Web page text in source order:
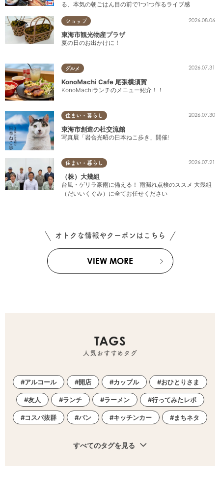
る、本気の朝ごはん目の前で1つ1つ作るライブ感
ショップ 2026.08.06
東海市観光物産プラザ
夏の日のお出かけに！
グルメ 2026.07.31
KonoMachi Cafe 尾張横須賀
KonoMachiランチのメニュー紹介！！
住まい・暮らし 2026.07.30
東海市創造の杜交流館
写真展「岩合光昭の日本ねこ歩き」開催!
住まい・暮らし 2026.07.21
（株）大幾組
台風・ゲリラ豪雨に備える！ 雨漏れ点検のススメ 大幾組
（だいいくぐみ）に全てお任せください
オトクな情報やクーポンはこちら
VIEW MORE
TAGS
人気おすすめタグ
アルコール 開店 カップル おひとりさま
友人 ランチ ラーメン 行ってみたレポ
コスパ抜群 パン キッチンカー まちネタ
すべてのタグを見る